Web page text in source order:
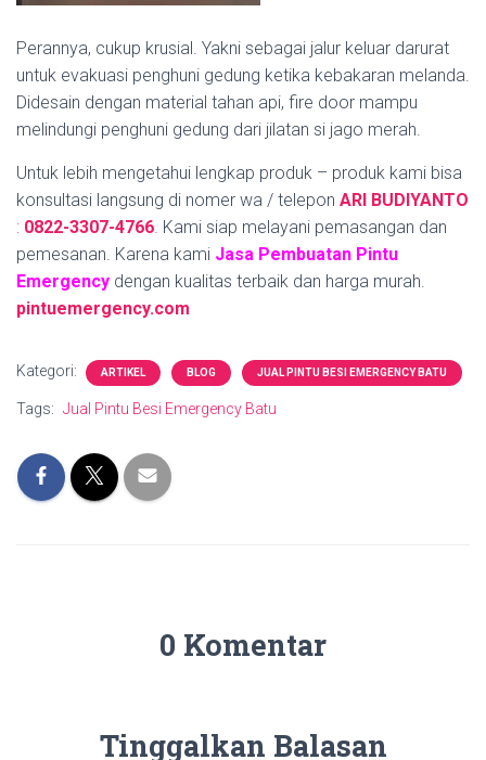
Perannya, cukup krusial. Yakni sebagai jalur keluar darurat
untuk evakuasi penghuni gedung ketika kebakaran melanda.
Didesain dengan material tahan api, fire door mampu
melindungi penghuni gedung dari jilatan si jago merah.
Untuk lebih mengetahui lengkap produk – produk kami bisa
konsultasi langsung di nomer wa / telepon ARI BUDIYANTO
: 0822-3307-4766. Kami siap melayani pemasangan dan
pemesanan. Karena kami Jasa Pembuatan Pintu
Emergency dengan kualitas terbaik dan harga murah.
pintuemergency.com
Kategori: ARTIKEL BLOG JUAL PINTU BESI EMERGENCY BATU
Tags: Jual Pintu Besi Emergency Batu
0 Komentar
Tinggalkan Balasan